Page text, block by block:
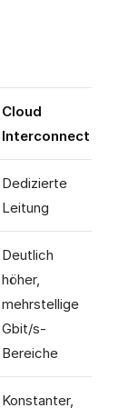
Cloud
Interconnect
Dedizierte
Leitung
Deutlich
höher,
mehrstellige
Gbit/s-
Bereiche
Konstanter,